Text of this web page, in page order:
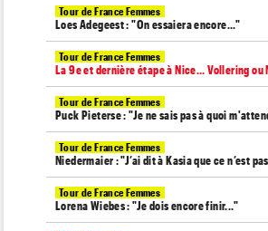
Tour de France Femmes
Loes Adegeest : "On essaiera encore..."
Tour de France Femmes
La 9e et dernière étape à Nice... Vollering ou
Tour de France Femmes
Puck Pieterse : "Je ne sais pas à quoi
Tour de France Femmes
Niedermaier : "J’ai dit à Kasia que ce n’est
Tour de France Femmes
Lorena Wiebes : "Je dois encore finir..."